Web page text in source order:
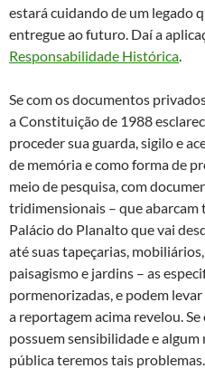
estará cuidando de um legado
entregue ao futuro. Daí a
Responsabilidade Histórica.
Se com os documentos
a Constituição de 1988
proceder sua guarda, sigilo e
de memória e como forma de
meio de pesquisa, com
tridimensionais – que
Palácio do Planalto que vai
até suas tapeçarias,
paisagismo e jardins – as
pormenorizadas, e podem
a reportagem acima revelou.
possuem sensibilidade e
pública teremos tais problemas.